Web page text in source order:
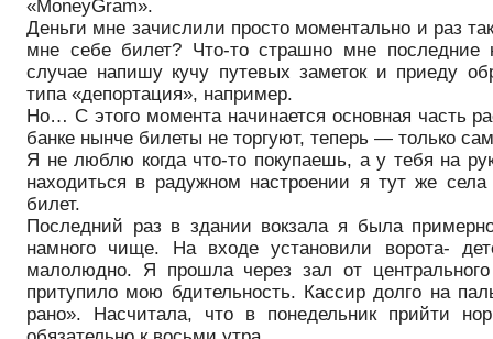
«MoneyGram».
Деньги мне зачислили просто моментально и раз
мне себе билет? Что-то страшно мне
случае напишу кучу путевых заметок и приеду
типа «депортация», например.
Но… С этого момента начинается основная часть
банке нынче билеты не торгуют, теперь — только
Я не люблю когда что-то покупаешь, а у тебя на
находиться в радужном настроении я тут же
билет.
Последний раз в здании вокзала я была
намного чище. На входе установили ворота-
малолюдно. Я прошла через зал от
притупило мою бдительность. Кассир долго на
рано». Насчитала, что в понедельник прийти